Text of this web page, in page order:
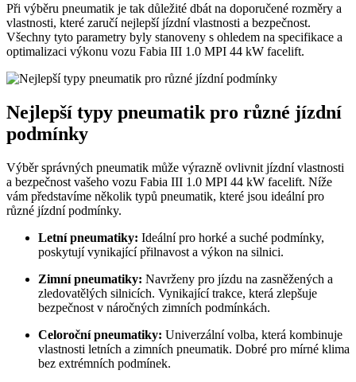
Při výběru pneumatik je tak důležité dbát na doporučené rozměry a
vlastnosti, které zaručí nejlepší jízdní vlastnosti a bezpečnost.
Všechny tyto parametry byly stanoveny s ohledem na specifikace a
optimalizaci výkonu vozu Fabia III 1.0 MPI 44 kW facelift.
Nejlepší typy pneumatik pro různé jízdní
podmínky
Výběr správných pneumatik může výrazně ovlivnit jízdní vlastnosti
a bezpečnost vašeho vozu Fabia III 1.0 MPI 44 kW facelift. Níže
vám představíme několik typů pneumatik, které jsou ideální pro
různé jízdní podmínky.
Letní pneumatiky: Ideální pro horké a suché podmínky,
poskytují vynikající přilnavost a výkon na silnici.
Zimní pneumatiky: Navrženy pro jízdu na zasněžených a
zledovatělých silnicích. Vynikající trakce, která zlepšuje
bezpečnost v náročných zimních podmínkách.
Celoroční pneumatiky: Univerzální volba, která kombinuje
vlastnosti letních a zimních pneumatik. Dobré pro mírné klima
bez extrémních podmínek.